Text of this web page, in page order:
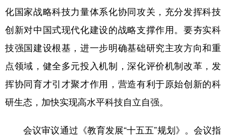
Русский язык 日本語 한국어
Deutsch Português
化国家战略科技力量体系化协同攻关，充分发挥科技
创新对中国式现代化建设的战略支撑作用。要夯实科
技强国建设根基，进一步明确基础研究主攻方向和重
点领域，健全多元投入机制，深化评价机制改革，发
挥协同育才引才聚才作用，营造有利于原始创新的科
研生态，加快实现高水平科技自立自强。
会议审议通过《教育发展“十五五”规划》。会议指